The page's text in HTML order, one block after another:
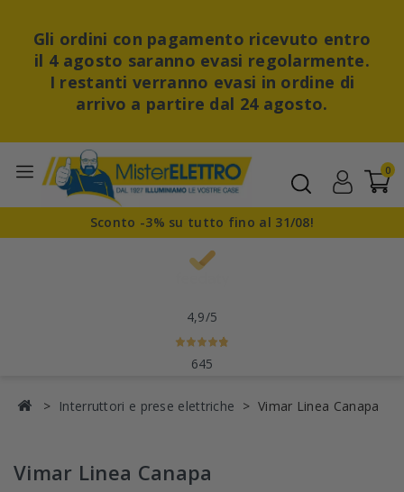
Gli ordini con pagamento ricevuto entro
il 4 agosto saranno evasi regolarmente.
I restanti verranno evasi in ordine di
arrivo a partire dal 24 agosto.
0
Sconto -3% su tutto fino al 31/08!
4,9/5
645
Interruttori e prese elettriche Vimar Linea Canapa
Vimar Linea Canapa